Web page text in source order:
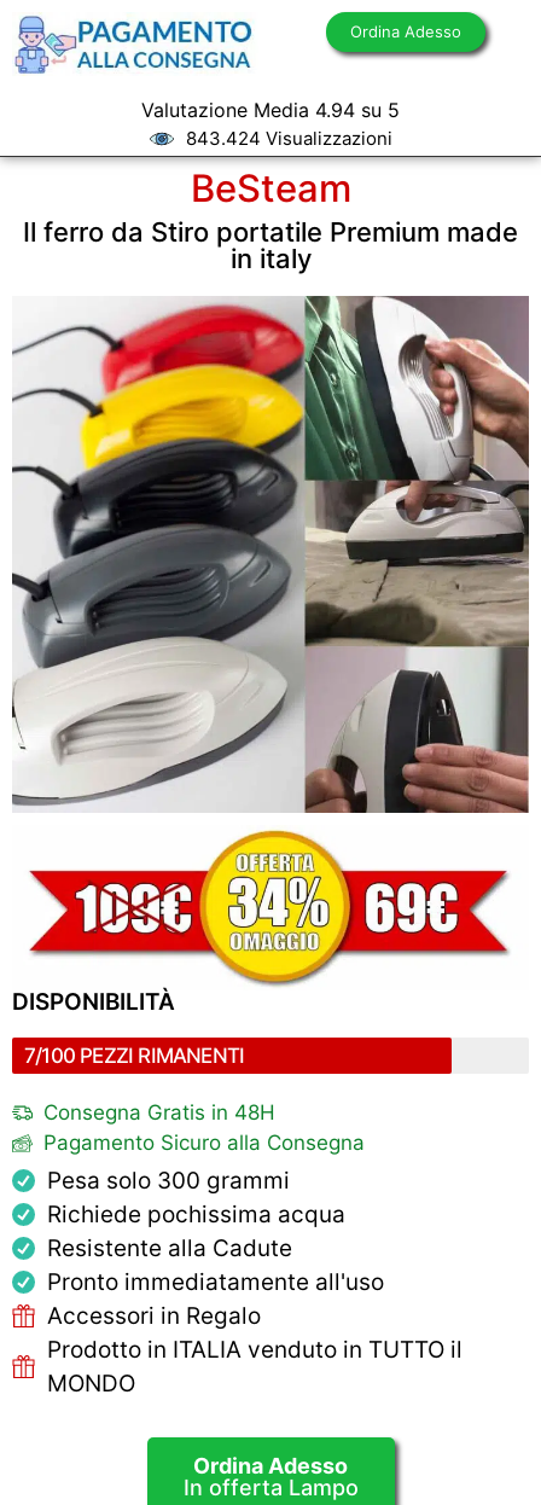
Ordina Adesso
Valutazione Media 4.94 su 5
843.424 Visualizzazioni
BeSteam
Il ferro da Stiro portatile Premium made
in italy
DISPONIBILITÀ
7/100 PEZZI RIMANENTI
Consegna Gratis in 48H
Pagamento Sicuro alla Consegna
Pesa solo 300 grammi
Richiede pochissima acqua
Resistente alla Cadute
Pronto immediatamente all'uso
Accessori in Regalo
Prodotto in ITALIA venduto in TUTTO il
MONDO
Ordina Adesso
In offerta Lampo